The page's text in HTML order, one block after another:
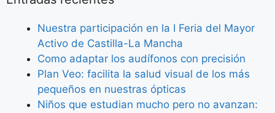
Nuestra participación en la I Feria del Mayor
Activo de Castilla-La Mancha
Como adaptar los audífonos con precisión
Plan Veo: facilita la salud visual de los más
pequeños en nuestras ópticas
Niños que estudian mucho pero no avanzan: